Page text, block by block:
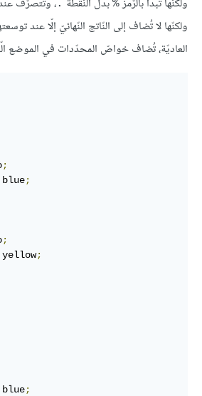
%
.
ولكنّها لا تُضاف إلى النّاتج النّهائيّ إلّا عند
العاديّة، تُضاف خواصّ المحدّدات في الموضع
;
blue;
;
yellow;
blue;